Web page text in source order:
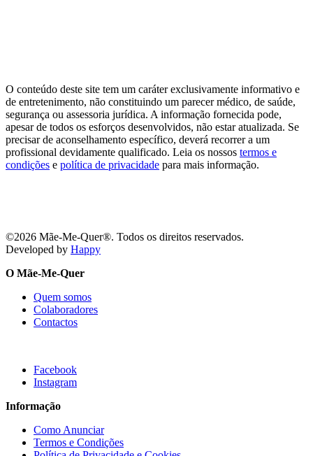
O conteúdo deste site tem um caráter exclusivamente informativo e
de entretenimento, não constituindo um parecer médico, de saúde,
segurança ou assessoria jurídica. A informação fornecida pode,
apesar de todos os esforços desenvolvidos, não estar atualizada. Se
precisar de aconselhamento específico, deverá recorrer a um
profissional devidamente qualificado. Leia os nossos termos e
condições e política de privacidade para mais informação.
©2026 Mãe-Me-Quer®. Todos os direitos reservados.
Developed by Happy
O Mãe-Me-Quer
Quem somos
Colaboradores
Contactos
Facebook
Instagram
Informação
Como Anunciar
Termos e Condições